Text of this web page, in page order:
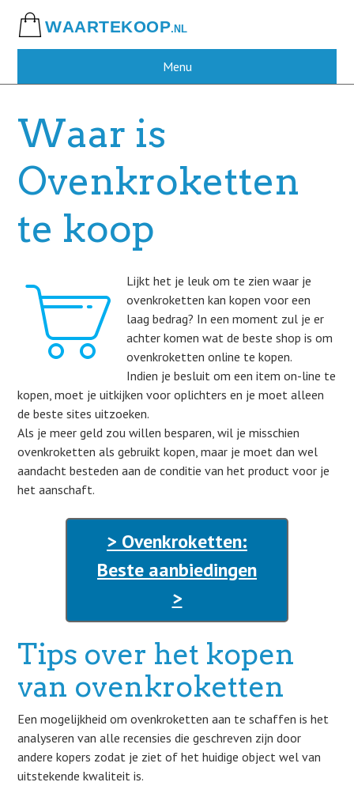
main
Menu
Waar is
Ovenkroketten
te koop
Lijkt het je leuk om te zien waar je
ovenkroketten kan kopen voor een
laag bedrag? In een moment zul je er
achter komen wat de beste shop is om
ovenkroketten online te kopen.
Indien je besluit om een item on-line te
kopen, moet je uitkijken voor oplichters en je moet alleen
de beste sites uitzoeken.
Als je meer geld zou willen besparen, wil je misschien
ovenkroketten als gebruikt kopen, maar je moet dan wel
aandacht besteden aan de conditie van het product voor je
het aanschaft.
> Ovenkroketten:
Beste aanbiedingen
>
Tips over het kopen
van ovenkroketten
Een mogelijkheid om ovenkroketten aan te schaffen is het
analyseren van alle recensies die geschreven zijn door
andere kopers zodat je ziet of het huidige object wel van
uitstekende kwaliteit is.